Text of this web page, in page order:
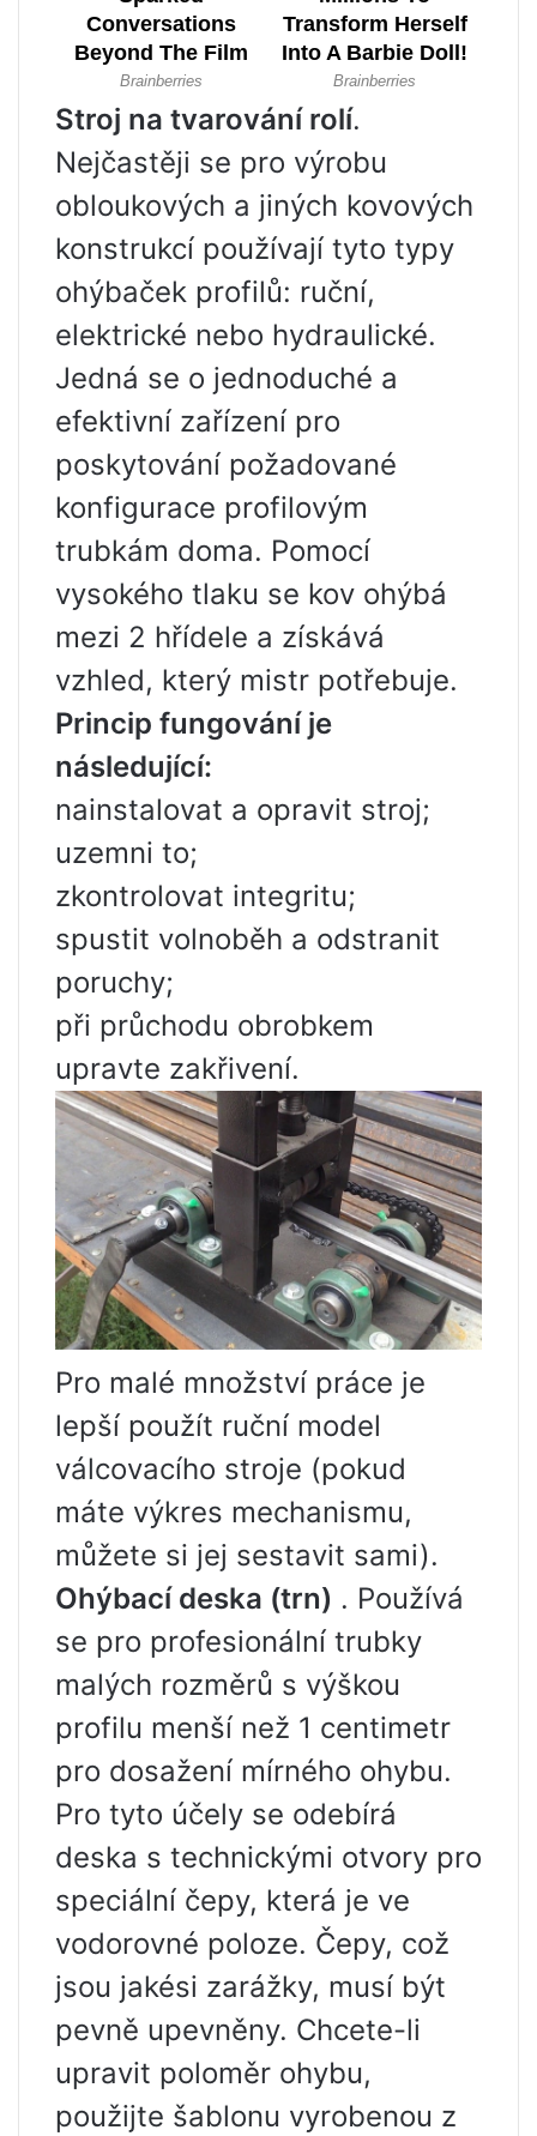
Stroj na tvarování rolí.
Nejčastěji se pro výrobu
obloukových a jiných kovových
konstrukcí používají tyto typy
ohýbaček profilů: ruční,
elektrické nebo hydraulické.
Jedná se o jednoduché a
efektivní zařízení pro
poskytování požadované
konfigurace profilovým
trubkám doma. Pomocí
vysokého tlaku se kov ohýbá
mezi 2 hřídele a získává
vzhled, který mistr potřebuje.
Princip fungování je
následující:
nainstalovat a opravit stroj;
uzemni to;
zkontrolovat integritu;
spustit volnoběh a odstranit
poruchy;
při průchodu obrobkem
upravte zakřivení.
Pro malé množství práce je
lepší použít ruční model
válcovacího stroje (pokud
máte výkres mechanismu,
můžete si jej sestavit sami).
Ohýbací deska (trn) . Používá
se pro profesionální trubky
malých rozměrů s výškou
profilu menší než 1 centimetr
pro dosažení mírného ohybu.
Pro tyto účely se odebírá
deska s technickými otvory pro
speciální čepy, která je ve
vodorovné poloze. Čepy, což
jsou jakési zarážky, musí být
pevně upevněny. Chcete-li
upravit poloměr ohybu,
použijte šablonu vyrobenou z